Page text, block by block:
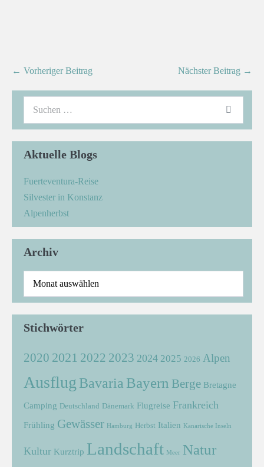
← Vorheriger Beitrag Nächster Beitrag →
Aktuelle Blogs
Fuerteventura-Reise
Silvester in Konstanz
Alpenherbst
Archiv
Stichwörter
2020 2021 2022 2023 2024 2025 2026 Alpen
Ausflug Bavaria Bayern Berge Bretagne
Camping Deutschland Dänemark Flugreise Frankreich
Frühling Gewässer Hamburg Herbst Italien Kanarische Inseln
Kultur Kurztrip Landschaft Meer Natur